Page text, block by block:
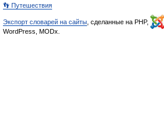
👣 Путешествия
Экспорт словарей на сайты , сделанные на PHP,
WordPress, MODx.